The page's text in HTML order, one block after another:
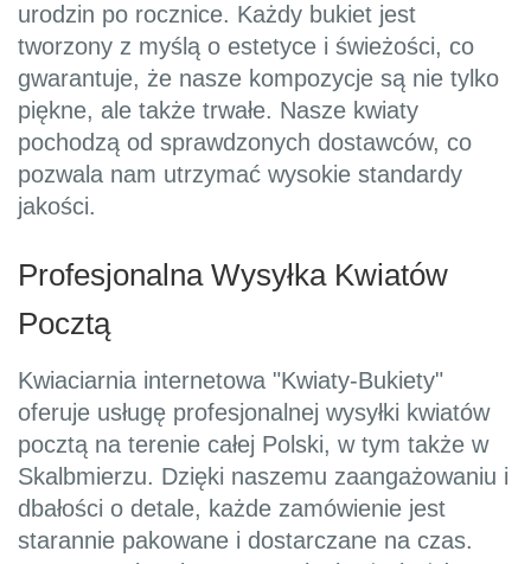
urodzin po rocznice. Każdy bukiet jest
tworzony z myślą o estetyce i świeżości, co
gwarantuje, że nasze kompozycje są nie tylko
piękne, ale także trwałe. Nasze kwiaty
pochodzą od sprawdzonych dostawców, co
pozwala nam utrzymać wysokie standardy
jakości.
Profesjonalna Wysyłka Kwiatów
Pocztą
Kwiaciarnia internetowa "Kwiaty-Bukiety"
oferuje usługę profesjonalnej wysyłki kwiatów
pocztą na terenie całej Polski, w tym także w
Skalbmierzu. Dzięki naszemu zaangażowaniu i
dbałości o detale, każde zamówienie jest
starannie pakowane i dostarczane na czas.